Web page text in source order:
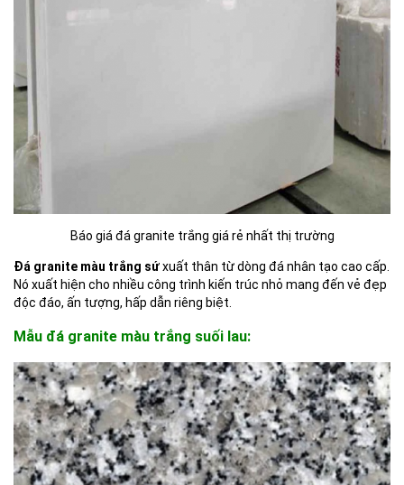
Báo giá đá granite trắng giá rẻ nhất thị trường
Đá granite màu trắng sứxuất thân từ dòng đá nhân tạo cao cấp.
Nó xuất hiện cho nhiều công trình kiến trúc nhỏ mang đến vẻ đẹp
độc đáo, ấn tượng, hấp dẫn riêng biệt.
Mẫu đá granite màu trắng suối lau: